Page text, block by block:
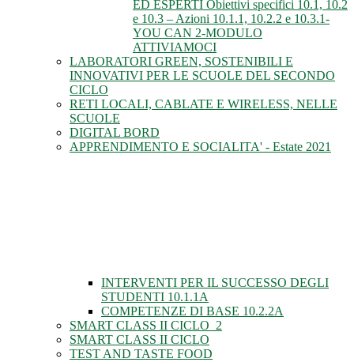
ED ESPERTI Obiettivi specifici 10.1, 10.2
e 10.3 – Azioni 10.1.1, 10.2.2 e 10.3.1-
YOU CAN 2-MODULO
ATTIVIAMOCI
LABORATORI GREEN, SOSTENIBILI E
INNOVATIVI PER LE SCUOLE DEL SECONDO
CICLO
RETI LOCALI, CABLATE E WIRELESS, NELLE
SCUOLE
DIGITAL BORD
APPRENDIMENTO E SOCIALITA' - Estate 2021
INTERVENTI PER IL SUCCESSO DEGLI
STUDENTI 10.1.1A
COMPETENZE DI BASE 10.2.2A
SMART CLASS II CICLO_2
SMART CLASS II CICLO
TEST AND TASTE FOOD